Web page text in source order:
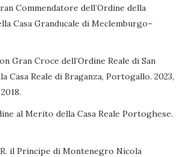
Commendatore dell’Ordine della
Casa Granducale di Meclemburgo–
Gran Croce dell’Ordine Reale di San
Casa Reale di Braganza, Portogallo. 2023,
al Merito della Casa Reale Portoghese.
il Principe di Montenegro Nicola